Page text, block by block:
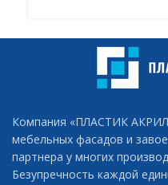
Компания «ПЛАСТИК
мебельных фасадов и
партнера у многих
Безупречность каждой